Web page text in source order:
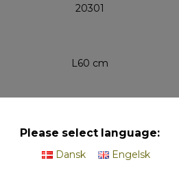
20301
L60 cm
Please select language:
Dansk Engelsk